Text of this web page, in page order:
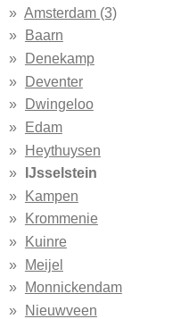
Amsterdam (3)
Baarn
Denekamp
Deventer
Dwingeloo
Edam
Heythuysen
IJsselstein
Kampen
Krommenie
Kuinre
Meijel
Monnickendam
Nieuwveen